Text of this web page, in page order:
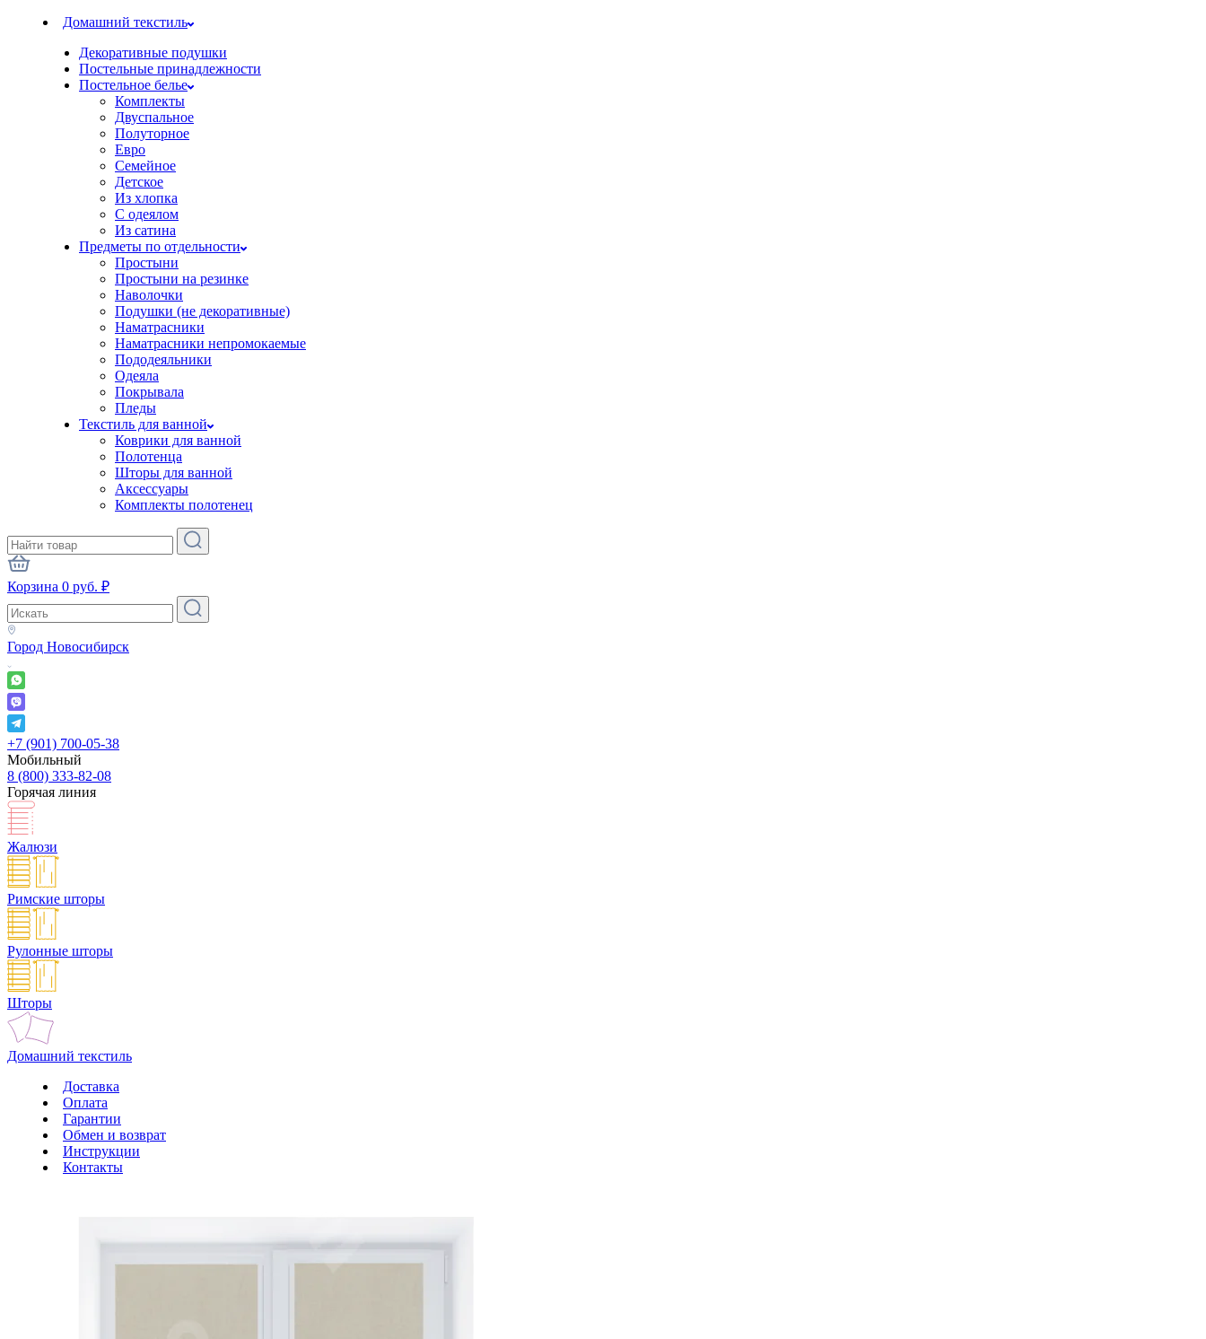
Домашний текстиль
Декоративные подушки
Постельные принадлежности
Постельное белье
Комплекты
Двуспальное
Полуторное
Евро
Семейное
Детское
Из хлопка
С одеялом
Из сатина
Предметы по отдельности
Простыни
Простыни на резинке
Наволочки
Подушки (не декоративные)
Наматрасники
Наматрасники непромокаемые
Пододеяльники
Одеяла
Покрывала
Пледы
Текстиль для ванной
Коврики для ванной
Полотенца
Шторы для ванной
Аксессуары
Комплекты полотенец
Корзина 0 руб. ₽
Город Новосибирск
+7 (901) 700-05-38
Мобильный
8 (800) 333-82-08
Горячая линия
Жалюзи
Римские шторы
Рулонные шторы
Шторы
Домашний текстиль
Доставка
Оплата
Гарантии
Обмен и возврат
Инструкции
Контакты